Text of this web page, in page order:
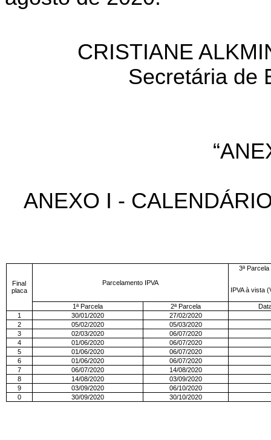
CRISTIANE
Secretária de
ANEXO I -
Final
placa
Parcelamento IPVA
3ª Parcela
IPVA à vista
1ª Parcela 2ª Parcela
1
30/01/2020
27/02/2020
2
05/02/2020
05/03/2020
3
02/03/2020
06/07/2020
4
01/06/2020
06/07/2020
5
01/06/2020
06/07/2020
6
01/06/2020
06/07/2020
7
06/07/2020
14/08/2020
8
14/08/2020
03/09/2020
9
03/09/2020
06/10/2020
0
30/09/2020 30/10/2020